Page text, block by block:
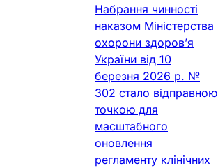
Набрання чинності
наказом Міністерства
охорони здоров’я
України від 10
березня 2026 р. №
302 стало відправною
точкою для
масштабного
оновлення
регламенту клінічних